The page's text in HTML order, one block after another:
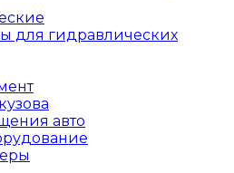
для гидравлических
авто